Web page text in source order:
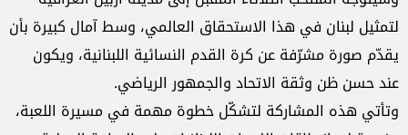
لتمثيل لبنان في هذا الاستحقاق العالمي، وسط آمال كبيرة بأن
يقدّم صورة مشرّفة عن كرة القدم النسائية اللبنانية، ويكون
عند حسن ظن وثقة الاتحاد والجمهور الرياضي.
وتأتي هذه المشاركة لتشكّل خطوة مهمة في مسيرة اللعبة،